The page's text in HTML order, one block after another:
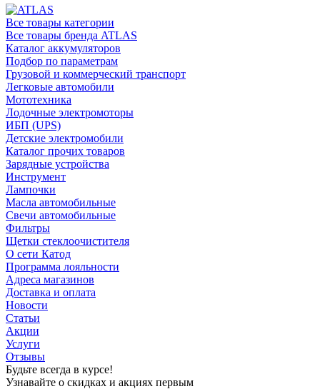
Все товары категории
Все товары бренда ATLAS
Каталог аккумуляторов
Подбор по параметрам
Грузовой и коммерческий транспорт
Легковые автомобили
Мототехника
Лодочные электромоторы
ИБП (UPS)
Детские электромобили
Каталог прочих товаров
Зарядные устройства
Инструмент
Лампочки
Масла автомобильные
Свечи автомобильные
Фильтры
Щетки стеклоочистителя
О сети Катод
Программа лояльности
Адреса магазинов
Доставка и оплата
Новости
Статьи
Акции
Услуги
Отзывы
Будьте всегда в курсе!
Узнавайте о скидках и акциях первым